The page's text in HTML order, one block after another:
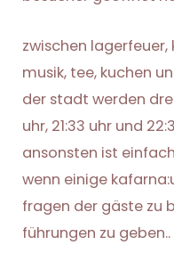
zwischen
musik, tee, kuchen
der stadt werden
uhr, 21:33 uhr und
ansonsten ist
wenn einige
fragen der gäste zu
führungen zu geben..